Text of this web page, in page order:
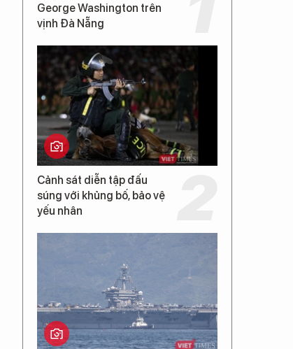
George Washington trên
vịnh Đà Nẵng
Cảnh sát diễn tập đấu
súng với khủng bố, bảo vệ
yếu nhân